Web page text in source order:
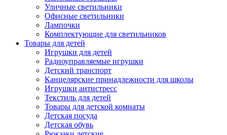
Уличные светильники
Офисные светильники
Лампочки
Комплектующие для светильников
Товары для детей
Игрушки для детей
Радиоуправляемые игрушки
Детский транспорт
Канцелярские принадлежности для школы
Игрушки антистресс
Текстиль для детей
Товары для детской комнаты
Детская посуда
Детская обувь